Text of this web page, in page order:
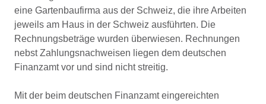
eine Gartenbaufirma aus der Schweiz, die ihre Arbeiten
jeweils am Haus in der Schweiz ausführten. Die
Rechnungsbeträge wurden überwiesen. Rechnungen
nebst Zahlungsnachweisen liegen dem deutschen
Finanzamt vor und sind nicht streitig.
Mit der beim deutschen Finanzamt eingereichten